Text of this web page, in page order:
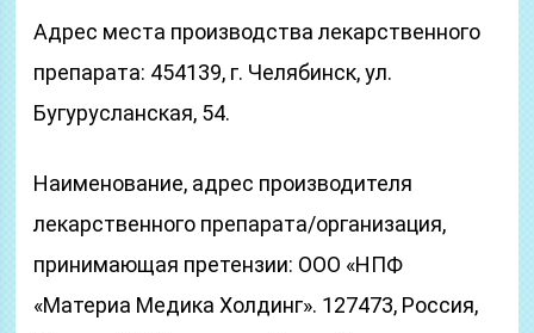
Адрес места производства лекарственного
препарата: 454139, г. Челябинск, ул.
Бугурусланская, 54.
Наименование, адрес производителя
лекарственного препарата/организация,
принимающая претензии: ООО «НПФ
«Материа Медика Холдинг». 127473, Россия,